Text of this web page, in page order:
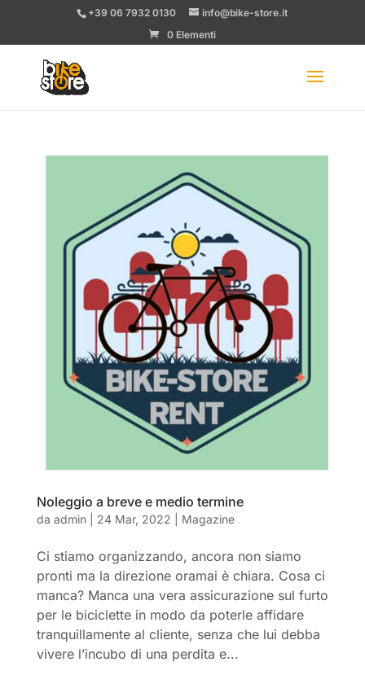
+39 06 7932 0130
info@bike-store.it
0 Elementi
Noleggio a breve e medio termine
da admin| 24 Mar, 2022 Magazine
Ci stiamo organizzando, ancora non siamo
pronti ma la direzione oramai è chiara. Cosa ci
manca? Manca una vera assicurazione sul furto
per le biciclette in modo da poterle affidare
tranquillamente al cliente, senza che lui debba
vivere l’incubo di una perdita e...